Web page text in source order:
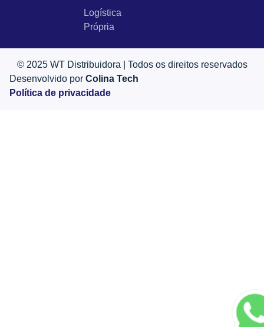
Logística
Própria
© 2025 WT Distribuidora | Todos os direitos reservados
Desenvolvido por Colina Tech
Política de privacidade